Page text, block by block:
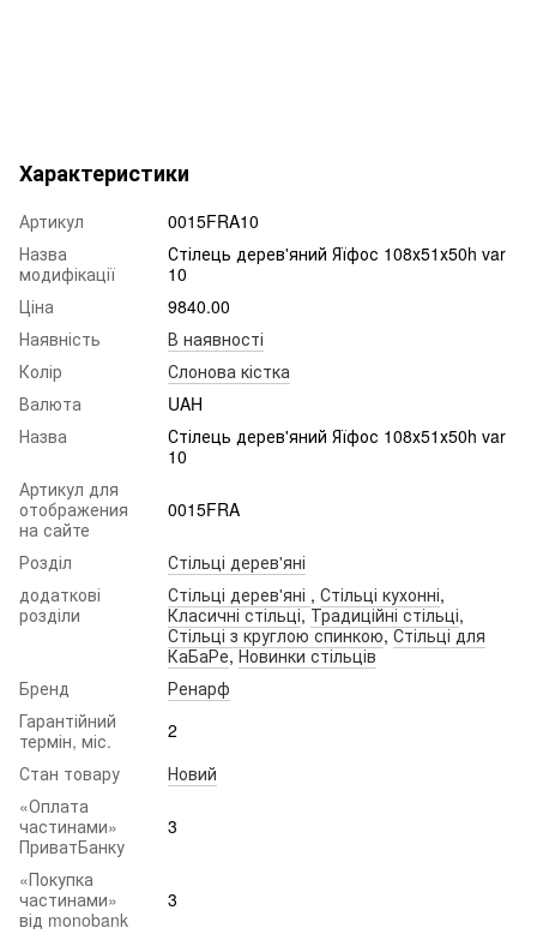
Характеристики
Артикул
0015FRA10
Назва
модифікації
Стілець дерев'яний Яїфос 108х51х50h var
10
Ціна
9840.00
Наявність
В наявності
Колір
Слонова кістка
Валюта
UAH
Назва
Стілець дерев'яний Яїфос 108х51х50h var
10
Артикул для
отображения
на сайте
0015FRA
Розділ
Стільці дерев'яні
додаткові
розділи
Стільці дерев'яні , Стільці кухонні,
Класичні стільці,Традиційні стільці,
Стільці з круглою спинкою,Стільці для
КаБаРе,Новинки стільців
Бренд
Ренарф
Гарантійний
термін, міс.
2
Стан товару
Новий
«Оплата
частинами»
ПриватБанку
3
«Покупка
частинами»
від monobank
3